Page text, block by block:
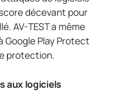
décevant pour
AV-TEST a même
Google Play Protect
protection.
aux logiciels